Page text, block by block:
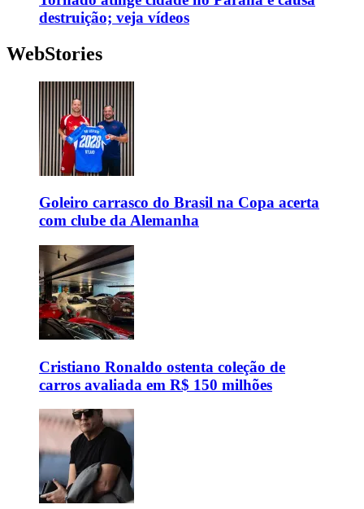
destruição; veja vídeos
WebStories
Goleiro carrasco do Brasil na Copa acerta
com clube da Alemanha
Cristiano Ronaldo ostenta coleção de
carros avaliada em R$ 150 milhões